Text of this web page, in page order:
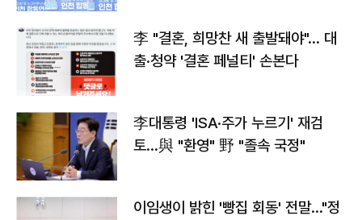
李 "결혼, 희망찬 새 출발돼야"… 대
출·청약 '결혼 페널티' 손본다
李대통령 'ISA·주가 누르기' 재검
토…與 "환영" 野 "졸속 국정"
이임생이 밝힌 '빵집 회동' 전말…"정